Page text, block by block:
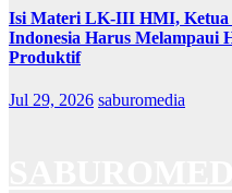
Isi Materi LK-III HMI, Ketua
Indonesia Harus Melampaui
Produktif
Jul 29, 2026 saburomedia